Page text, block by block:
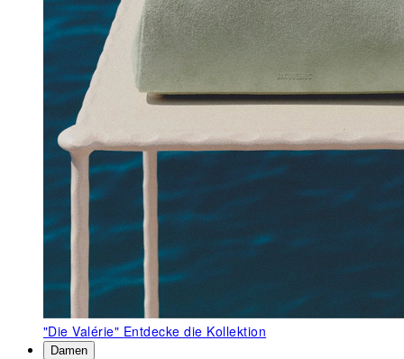
"Die Valérie" Entdecke die Kollektion
Damen